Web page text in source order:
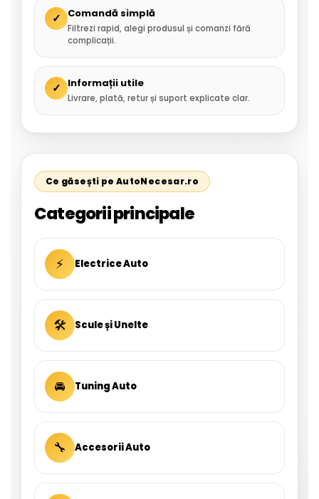
✓ Comandă simplă
Filtrezi rapid, alegi produsul și comanzi fără
complicații.
✓ Informații utile
Livrare, plată, retur și suport explicate clar.
Ce găsești pe AutoNecesar.ro
Categorii principale
⚡ Electrice Auto
🛠 Scule și Unelte
🚘 Tuning Auto
🔧 Accesorii Auto